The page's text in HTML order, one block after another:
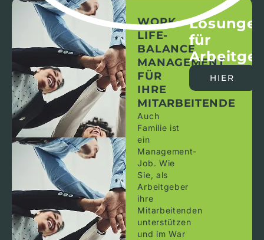
WORK-
LIFE-
BALANCE
MANAGEMENT
FÜR
IHRE
MITARBEITENDE
Auch
Familie ist
ein
Management-
Job. Wie
Sie, als
Arbeitgeber
ihre
Mitarbeitenden
unterstützen
und im War
für
HIER